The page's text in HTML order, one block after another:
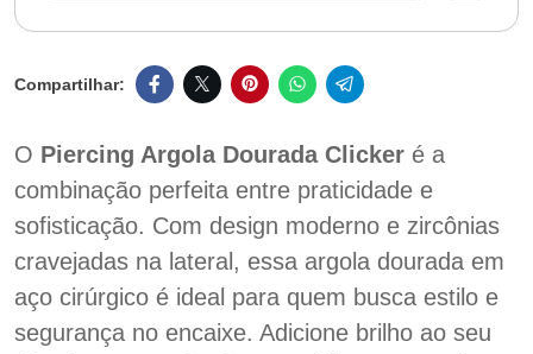
O Piercing Argola Dourada Clicker é a
combinação perfeita entre praticidade e
sofisticação. Com design moderno e zircônias
cravejadas na lateral, essa argola dourada em
aço cirúrgico é ideal para quem busca estilo e
segurança no encaixe. Adicione brilho ao seu